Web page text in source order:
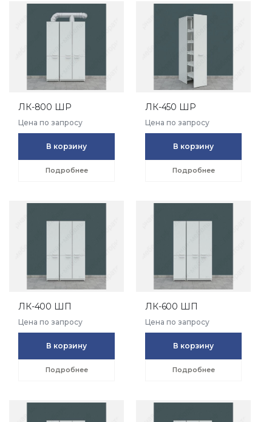
ЛК-800 ШР
Цена по запросу
В корзину
Подробнее
ЛК-450 ШР
Цена по запросу
В корзину
Подробнее
ЛК-400 ШП
Цена по запросу
В корзину
Подробнее
ЛК-600 ШП
Цена по запросу
В корзину
Подробнее